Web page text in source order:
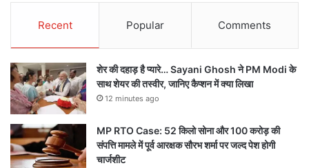
Recent Popular Comments
शेर की दहाड़ है प्यारे… Sayani Ghosh ने PM Modi के
साथ शेयर की तस्वीर, जानिए कैप्शन में क्या लिखा
12 minutes ago
MP RTO Case: 52 किलो सोना और 100 करोड़ की
संपत्ति मामले में पूर्व आरक्षक सौरभ शर्मा पर जल्द पेश होगी
चार्जशीट